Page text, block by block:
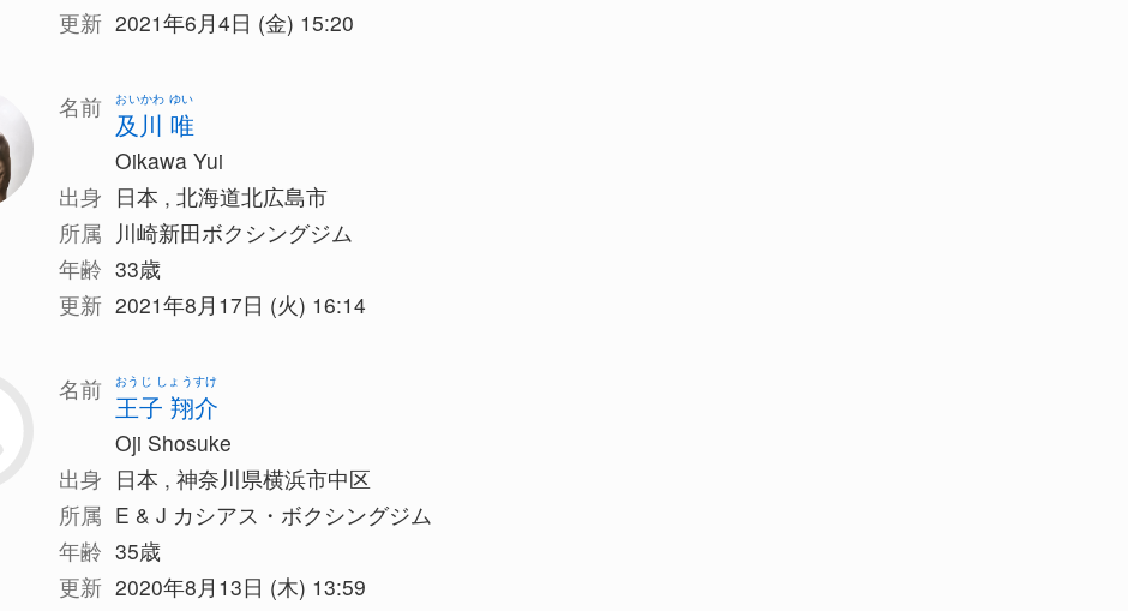
更新 2021年6月4日 (金) 15:20
名前
及川 唯
おいかわ ゆい
Oikawa Yui
出身 日本 , 北海道北広島市
所属 川崎新田ボクシングジム
年齢 33歳
更新 2021年8月17日 (火) 16:14
名前
王子 翔介
おうじ しょうすけ
Oji Shosuke
出身 日本 , 神奈川県横浜市中区
所属 E & J カシアス・ボクシングジム
年齢 35歳
更新 2020年8月13日 (木) 13:59